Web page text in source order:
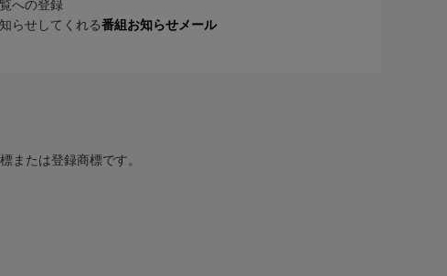
への登録
らせしてくれる番組お知らせメール
または登録商標です。